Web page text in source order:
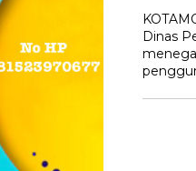
Dinas